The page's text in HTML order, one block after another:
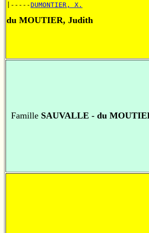
|-----DUMONTIER, X.
du MOUTIER, Judith
Famille SAUVALLE - du